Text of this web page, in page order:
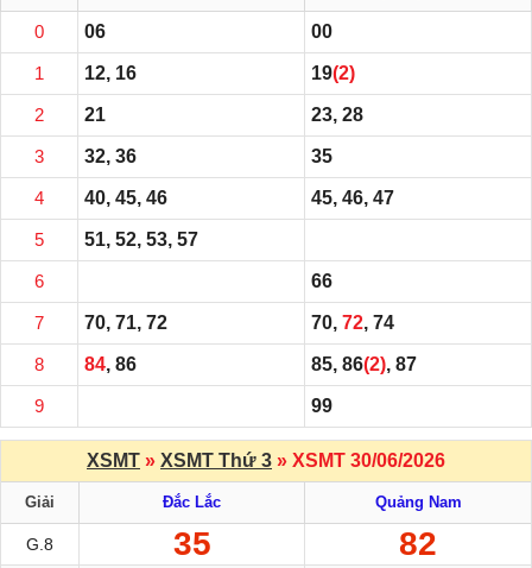
0 06 00
1 12, 16 19(2)
2 21 23, 28
3 32, 36 35
4 40, 45, 46 45, 46, 47
5 51, 52, 53, 57
6 66
7 70, 71, 72 70, 72, 74
8 84, 86 85, 86(2), 87
9 99
XSMT » XSMT Thứ 3 » XSMT 30/06/2026
Giải Đắc Lắc Quảng Nam
G.8 35 82